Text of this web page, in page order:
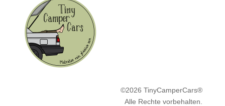
©2026 TinyCamperCars®
Alle Rechte vorbehalten.